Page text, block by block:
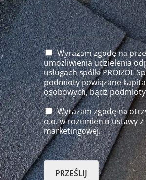
Wyrażam zgodę na
umożliwienia udzielenia
usługach spółki PROIZOL
podmioty powiązane
osobowych, bądź
Wyrażam zgodę na
o.o. w rozumieniu ustawy
marketingowej.
PRZEŚLIJ